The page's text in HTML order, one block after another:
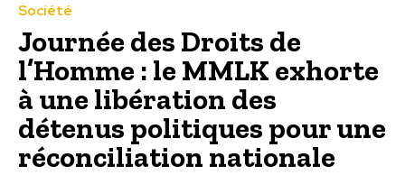
Société
Journée des Droits de
l’Homme : le MMLK exhorte
à une libération des
détenus politiques pour une
réconciliation nationale